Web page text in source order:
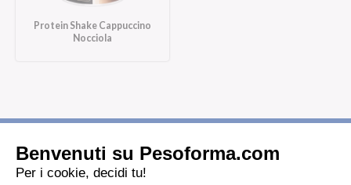
Protein Shake Cappuccino
Nocciola
Iscriviti alla newsletter